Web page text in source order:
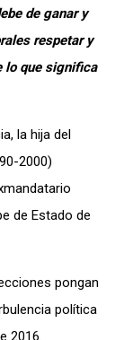
de ganar y
respetar y
lo que significa
la hija del
2000)
de Estado de
pongan
política
2016.